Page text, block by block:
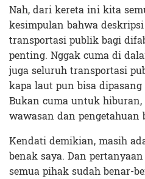
Nah, dari kereta ini kita
kesimpulan bahwa
transportasi publik bagi
penting. Nggak cuma di
juga seluruh transportasi
kapa laut pun bisa
Bukan cuma untuk
wawasan dan pengetahuan
Kendati demikian, masih
benak saya. Dan
semua pihak sudah benar-